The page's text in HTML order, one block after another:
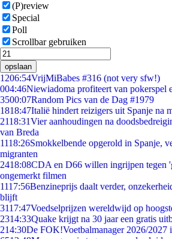
(P)review
Special
Poll
Scrollbar gebruiken
opslaan
1206:54VrijMiBabes #316 (not very sfw!)
004:46Niewiadoma profiteert van pokerspel
3500:07Random Pics van de Dag #1979
1818:47Italië hindert reizigers uit Spanje na
2118:31Vier aanhoudingen na
van Breda
1118:26Smokkelbende opgerold in Spanje,
migranten
2418:08CDA en D66 willen ingrijpen tegen
ongemerkt filmen
1117:56Benzineprijs daalt verder,
blijft
3117:47Voedselprijzen wereldwijd op
2314:33Quake krijgt na 30 jaar een gratis
214:30De FOK!Voetbalmanager 2026/2027